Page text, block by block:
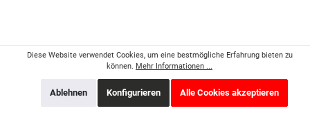
Diese Website verwendet Cookies, um eine bestmögliche Erfahrung bieten zu
können. Mehr Informationen ...
Ablehnen Konfigurieren Alle Cookies akzeptieren